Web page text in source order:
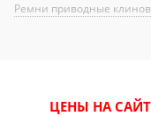
Ремни приводные
ЦЕНЫ НА